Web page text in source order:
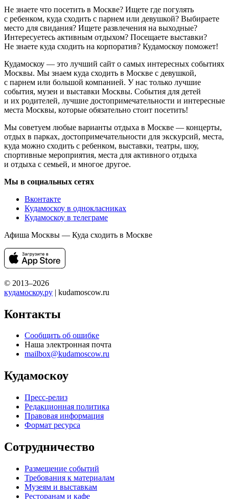
Не знаете что посетить в Москве? Ищете где погулять
с ребенком, куда сходить с парнем или девушкой? Выбираете
место для свидания? Ищете развлечения на выходные?
Интересуетесь активным отдыхом? Посещаете выставки?
Не знаете куда сходить на корпоратив? Кудамоскоу поможет!
Кудамоскоу — это лучший сайт о самых интересных событиях
Москвы. Мы знаем куда сходить в Москве с девушкой,
с парнем или большой компанией. У нас только лучшие
события, музеи и выставки Москвы. События для детей
и их родителей, лучшие достопримечательности и интересные
места Москвы, которые обязательно стоит посетить!
Мы советуем любые варианты отдыха в Москве — концерты,
отдых в парках, достопримечательности для экскурсий, места,
куда можно сходить с ребенком, выставки, театры, шоу,
спортивные мероприятия, места для активного отдыха
и отдыха с семьей, и многое другое.
Мы в социальных сетях
Вконтакте
Кудамоскоу в однокласниках
Кудамоскоу в телеграме
Афиша Москвы — Куда сходить в Москве
© 2013–2026
кудамоскоу.ру | kudamoscow.ru
Контакты
Сообщить об ошибке
Наша электронная почта
mailbox@kudamoscow.ru
Кудамоскоу
Пресс-релиз
Редакционная политика
Правовая информация
Формат ресурса
Сотрудничество
Размещение событий
Требования к материалам
Музеям и выставкам
Ресторанам и кафе